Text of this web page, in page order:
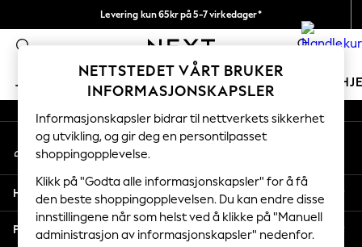
Levering kun 65kr på 5-7 virkedager*
Vi betaler alle tollavgifter 0
JENTER GUTTER BABY KVINNER
GIRLS
New In
50 - 92cm
98 - 110cm
116 - 134cm
140 - 174cm
Trending: Top & Short Sets
An error occurred on client
Våre sosiale nettverk
Min konto
Logg inn på kontoen din
Hjelp
Personvern & Juridisk
NETTSTEDET VÅRT BRUKER
INFORMASJONSKAPSLER
Informasjonskapsler bidrar til nettverkets sikkerhet
og utvikling, og gir deg en persontilpasset
shoppingopplevelse.
Klikk på "Godta alle informasjonskapsler" for å få
den beste shoppingopplevelsen. Du kan endre disse
innstillingene når som helst ved å klikke på "Manuell
administrasjon av informasjonskapsler" nedenfor.